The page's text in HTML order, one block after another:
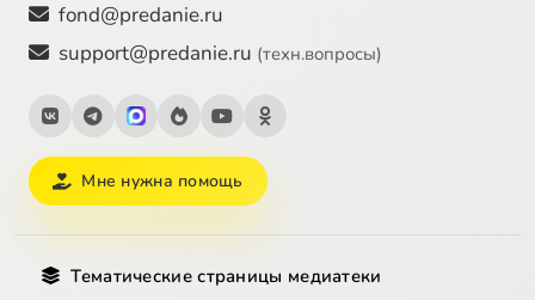
fond@predanie.ru
support@predanie.ru (техн.вопросы)
Мне нужна помощь
Тематические страницы медиатеки